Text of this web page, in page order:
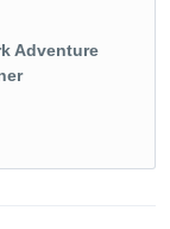
Adventure